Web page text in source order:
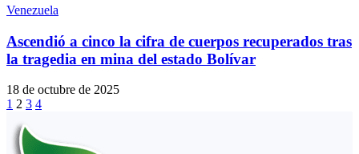
Venezuela
Ascendió a cinco la cifra de cuerpos recuperados tras
la tragedia en mina del estado Bolívar
18 de octubre de 2025
1 2 3 4